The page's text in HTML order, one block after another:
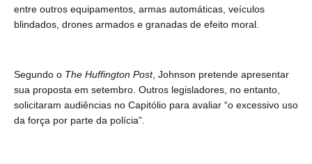
entre outros equipamentos, armas automáticas, veículos
blindados, drones armados e granadas de efeito moral.
Segundo o The Huffington Post, Johnson pretende apresentar
sua proposta em setembro. Outros legisladores, no entanto,
solicitaram audiências no Capitólio para avaliar “o excessivo uso
da força por parte da polícia”.